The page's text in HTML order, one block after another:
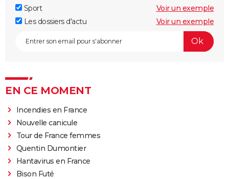
Sport
Voir un exemple
Les dossiers d'actu
Voir un exemple
EN CE MOMENT
Incendies en France
Nouvelle canicule
Tour de France femmes
Quentin Dumontier
Hantavirus en France
Bison Futé